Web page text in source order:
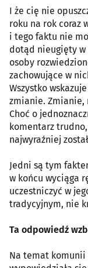
I że cię nie
roku na rok coraz
i tego faktu nie
dotąd nieugięty
osoby
zachowujące w
Wszystko
zmianie. Zmianie,
Choć o
komentarz
najwyraźniej
Jedni są tym
w końcu wyciąga
uczestniczyć w
tradycyjnym, nie
Ta odpowiedź
Na temat